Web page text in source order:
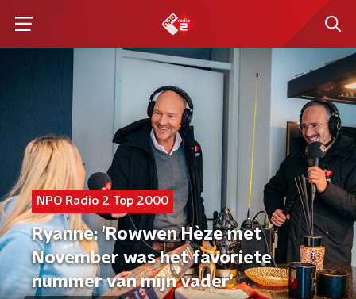
NPO Radio 2 Top 2000
Ryanne: 'Rowwen Hèze met
November was het favoriete
nummer van mijn vader'